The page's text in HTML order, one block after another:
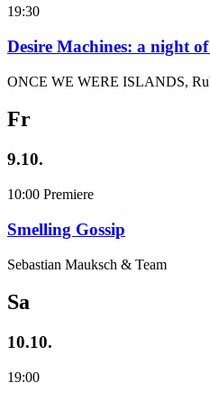
19:30
Desire Machines: a night
ONCE WE WERE ISLANDS,
Fr
9.10.
10:00 Premiere
Smelling Gossip
Sebastian Mauksch & Team
Sa
10.10.
19:00